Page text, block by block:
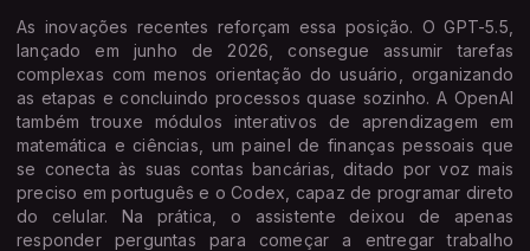
As inovações recentes reforçam essa posição. O GPT-5.5,
lançado em junho de 2026, consegue assumir tarefas
complexas com menos orientação do usuário, organizando
as etapas e concluindo processos quase sozinho. A OpenAI
também trouxe módulos interativos de aprendizagem em
matemática e ciências, um painel de finanças pessoais que
se conecta às suas contas bancárias, ditado por voz mais
preciso em português e o Codex, capaz de programar direto
do celular. Na prática, o assistente deixou de apenas
responder perguntas para começar a entregar trabalho